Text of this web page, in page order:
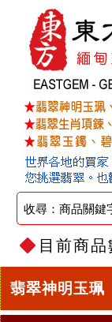
目前商品
翡翠神明玉珮